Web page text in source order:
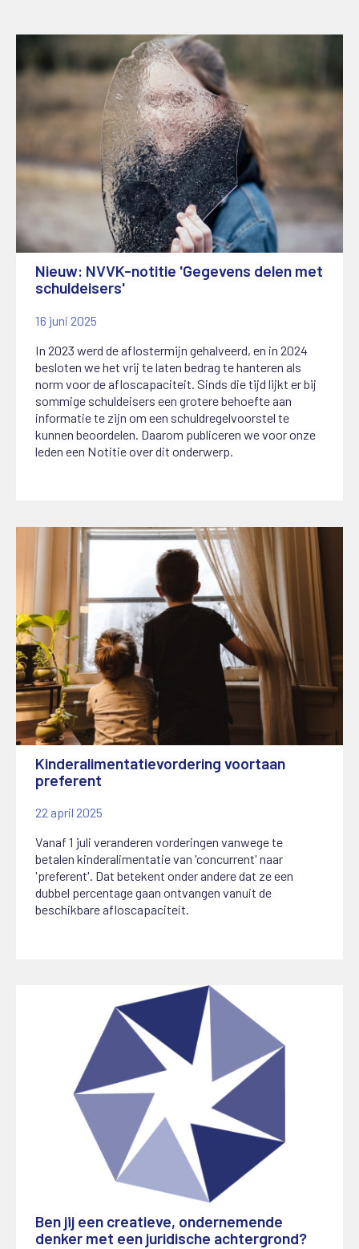
Nieuw: NVVK-notitie 'Gegevens delen met
schuldeisers'
16 juni 2025
In 2023 werd de aflostermijn gehalveerd, en in 2024
besloten we het vrij te laten bedrag te hanteren als
norm voor de afloscapaciteit. Sinds die tijd lijkt er bij
sommige schuldeisers een grotere behoefte aan
informatie te zijn om een schuldregelvoorstel te
kunnen beoordelen. Daarom publiceren we voor onze
leden een Notitie over dit onderwerp.
Kinderalimentatievordering voortaan
preferent
22 april 2025
Vanaf 1 juli veranderen vorderingen vanwege te
betalen kinderalimentatie van 'concurrent' naar
'preferent'. Dat betekent onder andere dat ze een
dubbel percentage gaan ontvangen vanuit de
beschikbare afloscapaciteit.
Ben jij een creatieve, ondernemende
denker met een juridische achtergrond?